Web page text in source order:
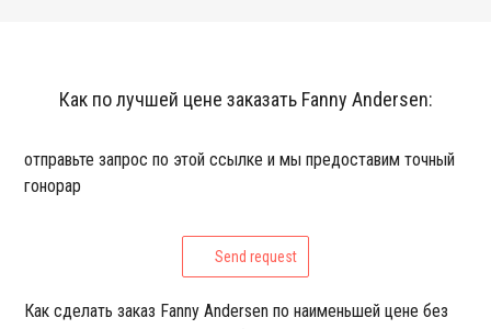
Как по лучшей цене заказать Fanny Andersen:
отправьте запрос по этой ссылке и мы предоставим точный
гонорар
Send request
Как сделать заказ Fanny Andersen по наименьшей цене без